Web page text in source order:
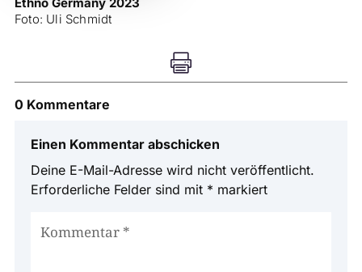
Foto: Uli Schmidt

0 Kommentare
Einen Kommentar abschicken
Deine E-Mail-Adresse wird nicht veröffentlicht.
Erforderliche Felder sind mit * markiert